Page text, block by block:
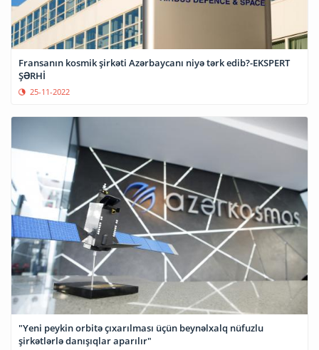
Fransanın kosmik şirkəti Azərbaycanı niyə tərk edib?-EKSPERT
ŞƏRHİ
25-11-2022
"Yeni peykin orbitə çıxarılması üçün beynəlxalq nüfuzlu
şirkətlərlə danışıqlar aparılır"